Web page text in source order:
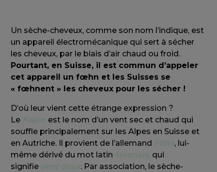
Un sèche-cheveux, comme son nom l’indique, est
un appareil électromécanique qui sert à sécher
les cheveux, par le biais d’air chaud ou froid.
Pourtant, en Suisse, il est commun d’appeler
cet appareil un fœhn et les Suisses se
« fœhnent » les cheveux pour les sécher !
D’où leur vient cette étrange expression ?
Le Fœhn est le nom d’un vent sec et chaud qui
souffle principalement sur les Alpes en Suisse et
en Autriche. Il provient de l’allemand Föhn, lui-
même dérivé du mot latin favonius, qui
signifie vent doux. Par association, le sèche-